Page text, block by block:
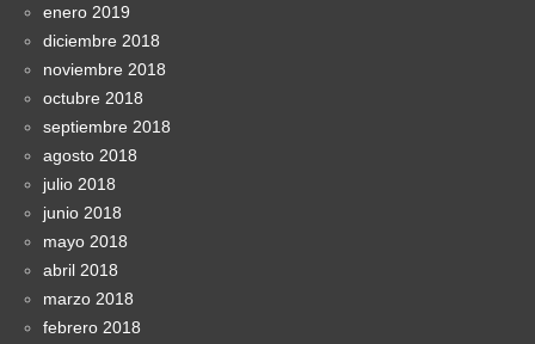
enero 2019
diciembre 2018
noviembre 2018
octubre 2018
septiembre 2018
agosto 2018
julio 2018
junio 2018
mayo 2018
abril 2018
marzo 2018
febrero 2018